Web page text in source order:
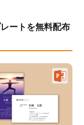
ートを無料配布